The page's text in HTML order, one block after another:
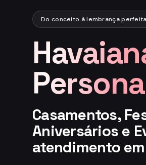
Do conceito à lembrança perfeita
Casamentos,
Aniversários e
atendimento